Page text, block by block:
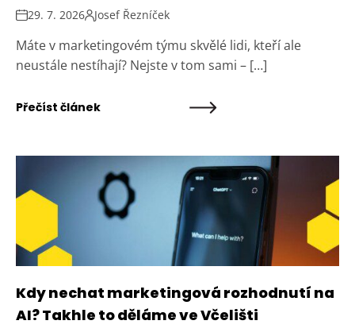
29. 7. 2026 Josef Řezníček
Máte v marketingovém týmu skvělé lidi, kteří ale
neustále nestíhají? Nejste v tom sami – […]
Přečíst článek
Kdy nechat marketingová rozhodnutí na
AI? Takhle to děláme ve Včelišti